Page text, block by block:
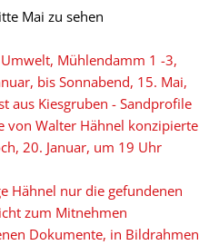
Mai zu sehen
Mühlendamm 1 -3,
bis Sonnabend, 15. Mai,
aus Kiesgruben - Sandprofile
von Walter Hähnel konzipierte
20. Januar, um 19 Uhr
Hähnel nur die gefundenen
zum Mitnehmen
Dokumente, in Bildrahmen